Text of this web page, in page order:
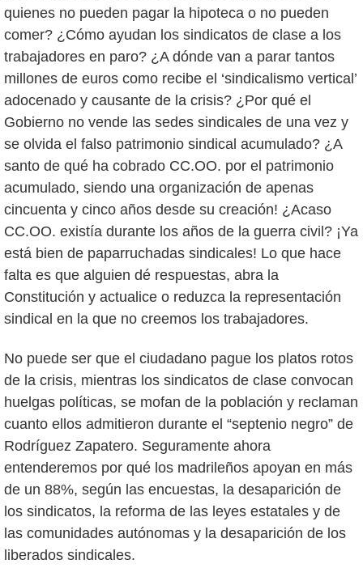
quienes no pueden pagar la hipoteca o no pueden
comer? ¿Cómo ayudan los sindicatos de clase a los
trabajadores en paro? ¿A dónde van a parar tantos
millones de euros como recibe el ‘sindicalismo vertical’
adocenado y causante de la crisis? ¿Por qué el
Gobierno no vende las sedes sindicales de una vez y
se olvida el falso patrimonio sindical acumulado? ¿A
santo de qué ha cobrado CC.OO. por el patrimonio
acumulado, siendo una organización de apenas
cincuenta y cinco años desde su creación! ¿Acaso
CC.OO. existía durante los años de la guerra civil? ¡Ya
está bien de paparruchadas sindicales! Lo que hace
falta es que alguien dé respuestas, abra la
Constitución y actualice o reduzca la representación
sindical en la que no creemos los trabajadores.
No puede ser que el ciudadano pague los platos rotos
de la crisis, mientras los sindicatos de clase convocan
huelgas políticas, se mofan de la población y reclaman
cuanto ellos admitieron durante el “septenio negro” de
Rodríguez Zapatero. Seguramente ahora
entenderemos por qué los madrileños apoyan en más
de un 88%, según las encuestas, la desaparición de
los sindicatos, la reforma de las leyes estatales y de
las comunidades autónomas y la desaparición de los
liberados sindicales.